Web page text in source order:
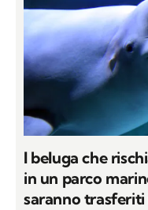
I beluga che
in un parco
saranno trasferiti